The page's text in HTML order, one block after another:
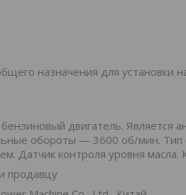
назначения для установки
двигатель. Является
обороты — 3600 об/мин. Тип
Датчик контроля уровня
продавцу